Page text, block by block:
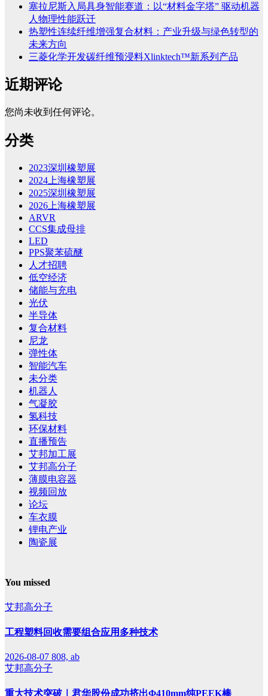
塞拉尼斯入局具身智能赛道：以“材料金字塔” 驱动机器
人物理性能跃迁
热塑性连续纤维增强复合材料：产业升级与绿色转型的
未来方向
三菱化学开发碳纤维预浸料Xlinktech™新系列产品
近期评论
您尚未收到任何评论。
分类
2023深圳橡塑展
2024上海橡塑展
2025深圳橡塑展
2026上海橡塑展
ARVR
CCS集成母排
LED
PPS聚苯硫醚
人才招聘
低空经济
储能与充电
光伏
半导体
复合材料
尼龙
弹性体
智能汽车
未分类
机器人
气凝胶
氢科技
环保材料
直播预告
艾邦加工展
艾邦高分子
薄膜电容器
视频回放
论坛
车衣膜
锂电产业
陶瓷展
You missed
艾邦高分子
工程塑料回收需要组合应用多种技术
2026-08-07 808, ab
艾邦高分子
重大技术突破｜君华股份成功挤出Φ410mm纯PEEK棒